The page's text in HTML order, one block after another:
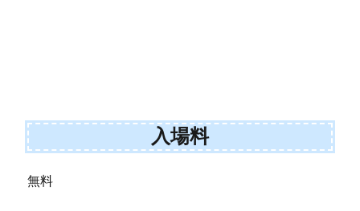
入場料
無料